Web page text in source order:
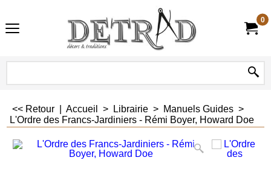
0
<< Retour Accueil > Librairie > Manuels Guides >
L'Ordre des Francs-Jardiniers - Rémi Boyer, Howard Doe